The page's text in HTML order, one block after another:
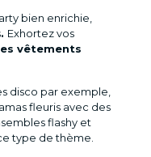
bien enrichie,
. Exhortez vos
vêtements
disco par exemple,
fleuris avec des
flashy et
type de thème.